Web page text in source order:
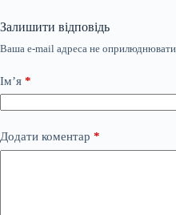
Залишити відповідь
Ваша e-mail адреса не
Ім’я *
Додати коментар *